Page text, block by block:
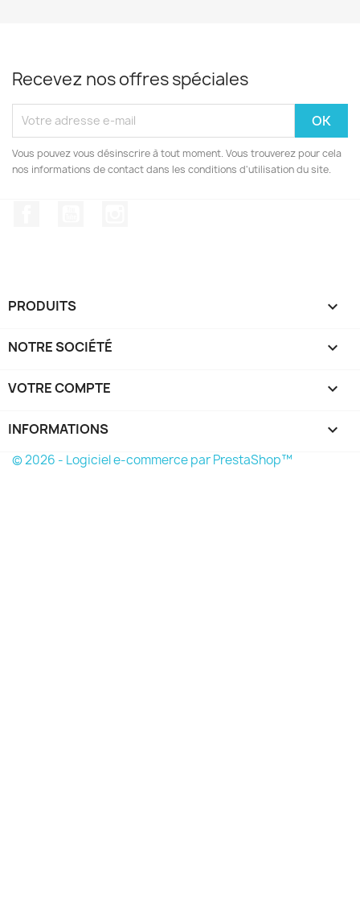
Recevez nos offres spéciales
Vous pouvez vous désinscrire à tout moment. Vous trouverez pour cela
nos informations de contact dans les conditions d'utilisation du site.
PRODUITS 
NOTRE SOCIÉTÉ 
VOTRE COMPTE 
INFORMATIONS keyboard_arrow_down
© 2026 - Logiciel e-commerce par PrestaShop™